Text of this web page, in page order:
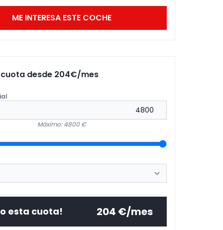
ME INTERESA ESTE COCHE
desde 204€/mes
Máximo: 4800 €
esta cuota! 204 €/mes